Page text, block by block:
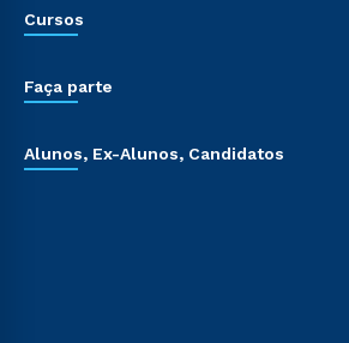
Cursos
Faça parte
Alunos, Ex-Alunos, Candidatos